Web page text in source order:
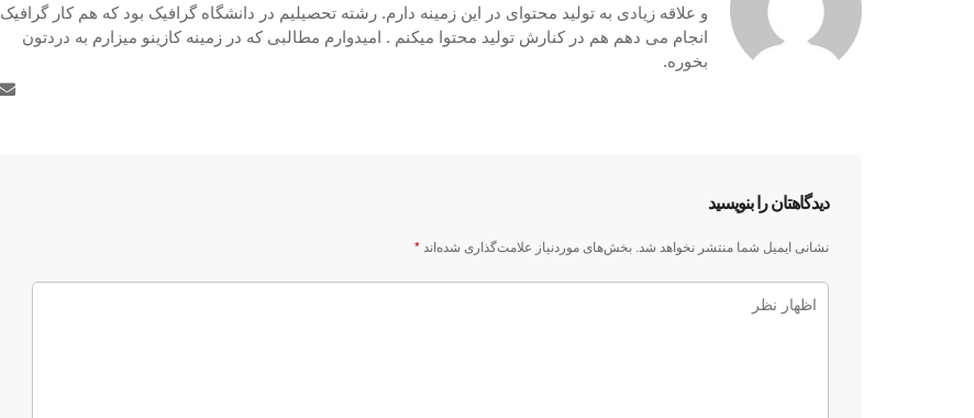
و علاقه زیادی به تولید محتوای در این زمینه دارم. رشته تحصیلیم در دانشگاه گرافیک بود که هم کار گرافیک
انجام می دهم هم در کنارش تولید محتوا میکنم . امیدوارم مطالبی که در زمینه کازینو میزارم به دردتون
بخوره.
دیدگاهتان را بنویسید
نشانی ایمیل شما منتشر نخواهد شد. بخش‌های موردنیاز علامت‌گذاری شده‌اند *